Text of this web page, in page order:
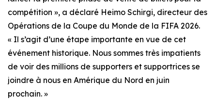
compétition », a déclaré Heimo Schirgi, directeur des
Opérations de la Coupe du Monde de la FIFA 2026.
« Il s’agit d’une étape importante en vue de cet
événement historique. Nous sommes très impatients
de voir des millions de supporters et supportrices se
joindre à nous en Amérique du Nord en juin
prochain. »